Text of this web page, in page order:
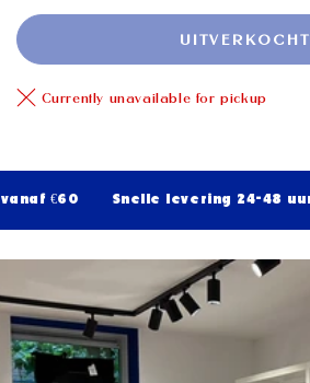
UITVERKOCHT
Currently unavailable for pickup
€60 Snelle levering 24-48 uur